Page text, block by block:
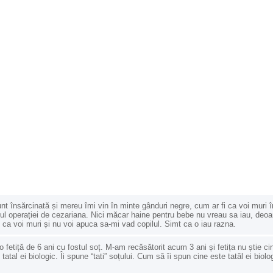
însărcinată și mereu îmi vin în minte gânduri negre, cum ar fi ca voi muri
operației de cezariana. Nici măcar haine pentru bebe nu vreau sa iau,
ca voi muri și nu voi apuca sa-mi vad copilul. Simt ca o iau razna.
fetiță de 6 ani cu fostul soț. M-am recăsătorit acum 3 ani și fetița nu știe
tatal ei biologic. Îi spune “tati” soțului. Cum să îi spun cine este tatăl ei